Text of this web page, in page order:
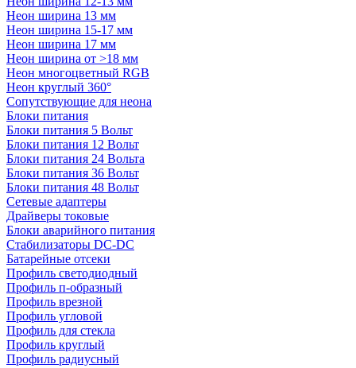
Неон ширина 13 мм
Неон ширина 15-17 мм
Неон ширина 17 мм
Неон ширина от >18 мм
Неон многоцветный RGB
Неон круглый 360°
Сопутствующие для неона
Блоки питания
Блоки питания 5 Вольт
Блоки питания 12 Вольт
Блоки питания 24 Вольта
Блоки питания 36 Вольт
Блоки питания 48 Вольт
Сетевые адаптеры
Драйверы токовые
Блоки аварийного питания
Стабилизаторы DC-DC
Батарейные отсеки
Профиль светодиодный
Профиль п-образный
Профиль врезной
Профиль угловой
Профиль для стекла
Профиль круглый
Профиль радиусный